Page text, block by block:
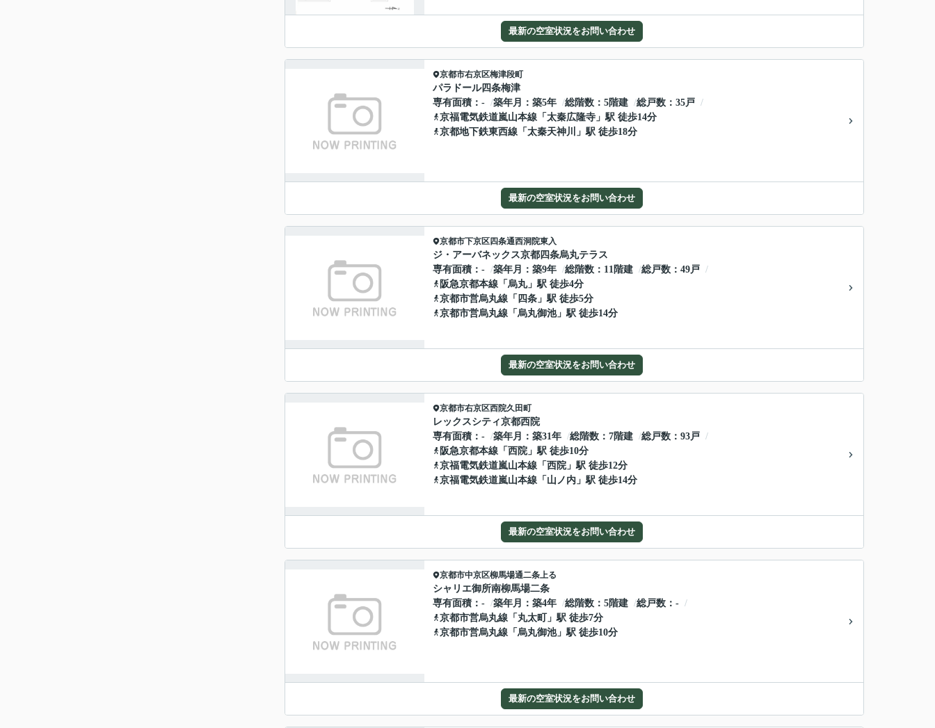
最新の空室状況をお問い合わせ
京都市右京区梅津段町
パラドール四条梅津
専有面積
- 築年月 築5年 総階数 5階建 総戸数
35戸
京福電気鉄道嵐山本線 「 太秦広隆寺 」駅 徒歩14分
京都地下鉄東西線 「 太秦天神川 」駅 徒歩18分
最新の空室状況をお問い合わせ
京都市下京区四条通西洞院東入
ジ・アーバネックス京都四条烏丸テラス
専有面積
- 築年月 築9年 総階数 11階建 総戸数
49戸
阪急京都本線 「 烏丸」駅 徒歩4分
京都市営烏丸線 「 四条 」駅 徒歩5分
京都市営烏丸線 「 烏丸御池」駅 徒歩14分
最新の空室状況をお問い合わせ
京都市右京区西院久田町
レックスシティ京都西院
専有面積
- 築年月 築31年 総階数 7階建 総戸数
93戸
阪急京都本線 「 西院 」駅 徒歩10分
京福電気鉄道嵐山本線 「 西院 」駅 徒歩12分
京福電気鉄道嵐山本線 「 山ノ内 」駅 徒歩14分
最新の空室状況をお問い合わせ
京都市中京区柳馬場通二条上る
シャリエ御所南柳馬場二条
専有面積
- 築年月 築4年 総階数 5階建 総戸数
-
京都市営烏丸線 「 丸太町
」駅 徒歩7分
京都市営烏丸線 「 烏丸御池」駅 徒歩10分
最新の空室状況をお問い合わせ